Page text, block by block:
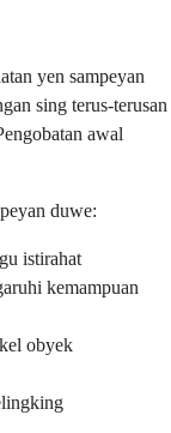
yen sampeyan
sing terus-terusan
awal
duwe:
istirahat
kemampuan
obyek